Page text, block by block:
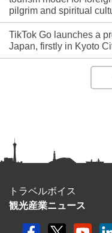
pilgrim and spiritual
TikTok Go launches a
Japan, firstly in Kyoto
トラベルボイス
観光産業ニュース